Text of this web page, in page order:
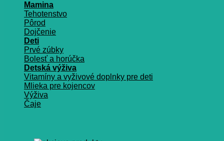
Mamina
Tehotenstvo
Pôrod
Dojčenie
Deti
Prvé zúbky
Bolesť a horúčka
Detská výživa
Vitamíny a vyživové doplnky pre deti
Mlieka pre kojencov
Výživa
Čaje